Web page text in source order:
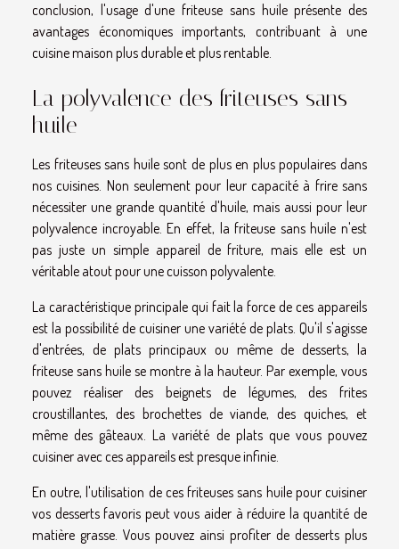
conclusion, l'usage d'une friteuse sans huile présente des
avantages économiques importants, contribuant à une
cuisine maison plus durable et plus rentable.
La polyvalence des friteuses sans
huile
Les friteuses sans huile sont de plus en plus populaires dans
nos cuisines. Non seulement pour leur capacité à frire sans
nécessiter une grande quantité d'huile, mais aussi pour leur
polyvalence incroyable. En effet, la friteuse sans huile n'est
pas juste un simple appareil de friture, mais elle est un
véritable atout pour une cuisson polyvalente.
La caractéristique principale qui fait la force de ces appareils
est la possibilité de cuisiner une variété de plats. Qu'il s'agisse
d'entrées, de plats principaux ou même de desserts, la
friteuse sans huile se montre à la hauteur. Par exemple, vous
pouvez réaliser des beignets de légumes, des frites
croustillantes, des brochettes de viande, des quiches, et
même des gâteaux. La variété de plats que vous pouvez
cuisiner avec ces appareils est presque infinie.
En outre, l'utilisation de ces friteuses sans huile pour cuisiner
vos desserts favoris peut vous aider à réduire la quantité de
matière grasse. Vous pouvez ainsi profiter de desserts plus